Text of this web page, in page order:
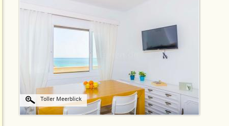
Toller Meerblick